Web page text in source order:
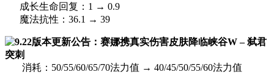
成长生命回复：1 → 0.9
魔法抗性：36.1 → 39
W – 弑君
突刺
消耗：50/55/60/65/70法力值 → 40/45/50/55/60法力值